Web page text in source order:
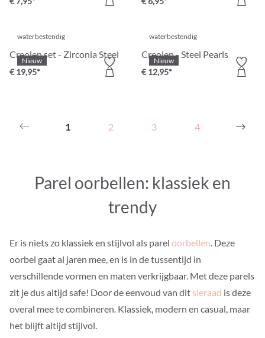
Nieuw
waterbestendig
Creolen set - Zirconia Steel
€ 19,95*
Nieuw
waterbestendig
Creolen - Steel Pearls
€ 12,95*
1 2 3 4
Parel oorbellen: klassiek en
trendy
Er is niets zo klassiek en stijlvol als parel oorbellen. Deze
oorbel gaat al jaren mee, en is in de tussentijd in
verschillende vormen en maten verkrijgbaar. Met deze parels
zit je dus altijd safe! Door de eenvoud van dit sieraad is deze
overal mee te combineren. Klassiek, modern en casual, maar
het blijft altijd stijlvol.